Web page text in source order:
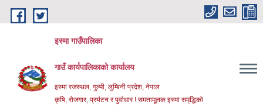
Skip to main content
इस्मा गाउँपालिका
गाउँ कार्यपालिकाको कार्यालय
इस्मा रजस्थल, गुल्मी, लुम्बिनी प्रदेश, नेपाल
कृषि, रोजगार, प्रर्यटन र पुर्वाधार ! समतामूलक इस्मा समृद्धिको